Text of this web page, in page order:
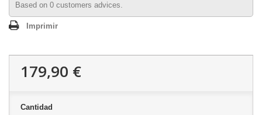
Based on 0 customers advices.
Imprimir
179,90 €
Cantidad